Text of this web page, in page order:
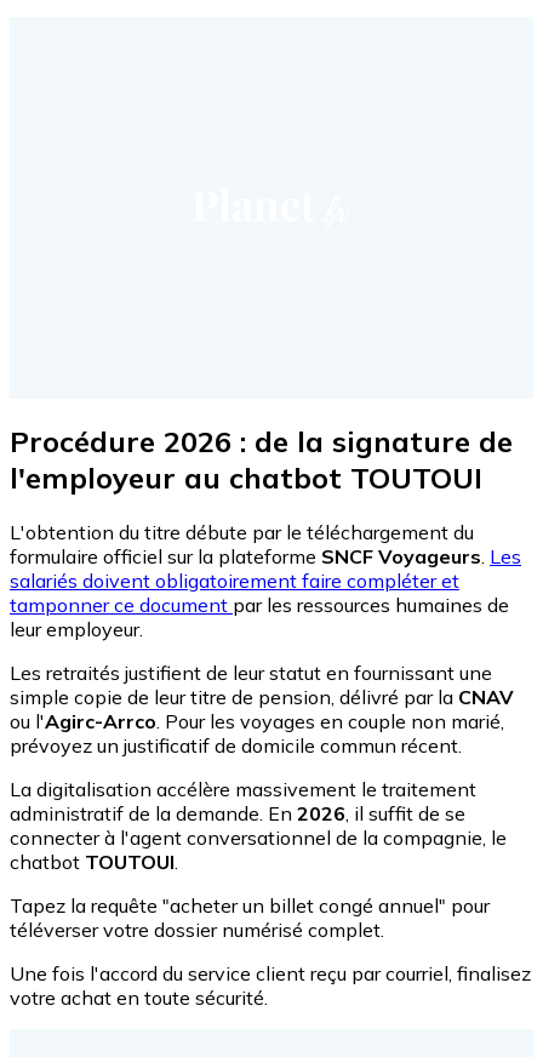
Procédure 2026 : de la signature de
l'employeur au chatbot TOUTOUI
L'obtention du titre débute par le téléchargement du
formulaire officiel sur la plateforme SNCF Voyageurs. Les
salariés doivent obligatoirement faire compléter et
tamponner ce document par les ressources humaines de
leur employeur.
Les retraités justifient de leur statut en fournissant une
simple copie de leur titre de pension, délivré par la CNAV
ou l'Agirc-Arrco. Pour les voyages en couple non marié,
prévoyez un justificatif de domicile commun récent.
La digitalisation accélère massivement le traitement
administratif de la demande. En 2026, il suffit de se
connecter à l'agent conversationnel de la compagnie, le
chatbot TOUTOUI.
Tapez la requête "acheter un billet congé annuel" pour
téléverser votre dossier numérisé complet.
Une fois l'accord du service client reçu par courriel, finalisez
votre achat en toute sécurité.